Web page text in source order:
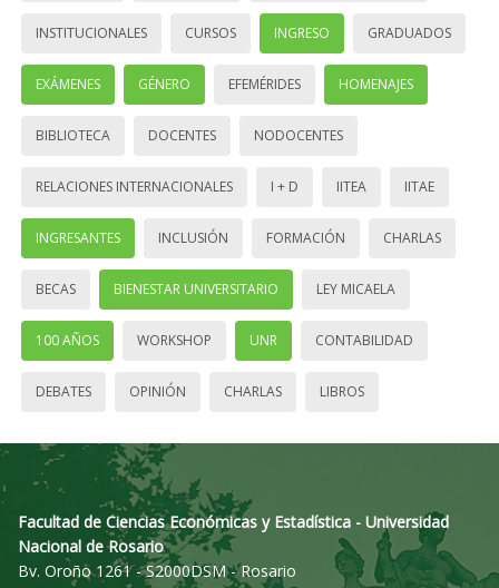
INSTITUCIONALES CURSOS INGRESO GRADUADOS
EXÁMENES GÉNERO EFEMÉRIDES HOMENAJES
BIBLIOTECA DOCENTES NODOCENTES
RELACIONES INTERNACIONALES I + D IITEA IITAE
INGRESANTES INCLUSIÓN FORMACIÓN CHARLAS
BECAS BIENESTAR UNIVERSITARIO LEY MICAELA
100 AÑOS WORKSHOP UNR CONTABILIDAD
DEBATES OPINIÓN CHARLAS LIBROS
Facultad de Ciencias Económicas y Estadística - Universidad
Nacional de Rosario
Bv. Oroño 1261 - S2000DSM - Rosario